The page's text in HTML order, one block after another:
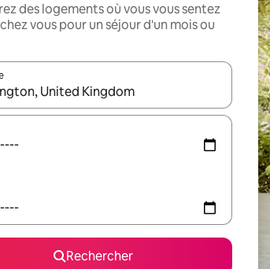
des logements où vous vous sentez
vous pour un séjour d'un mois ou
les résultats s'affichent, utilisez les flèches vers le
Rechercher